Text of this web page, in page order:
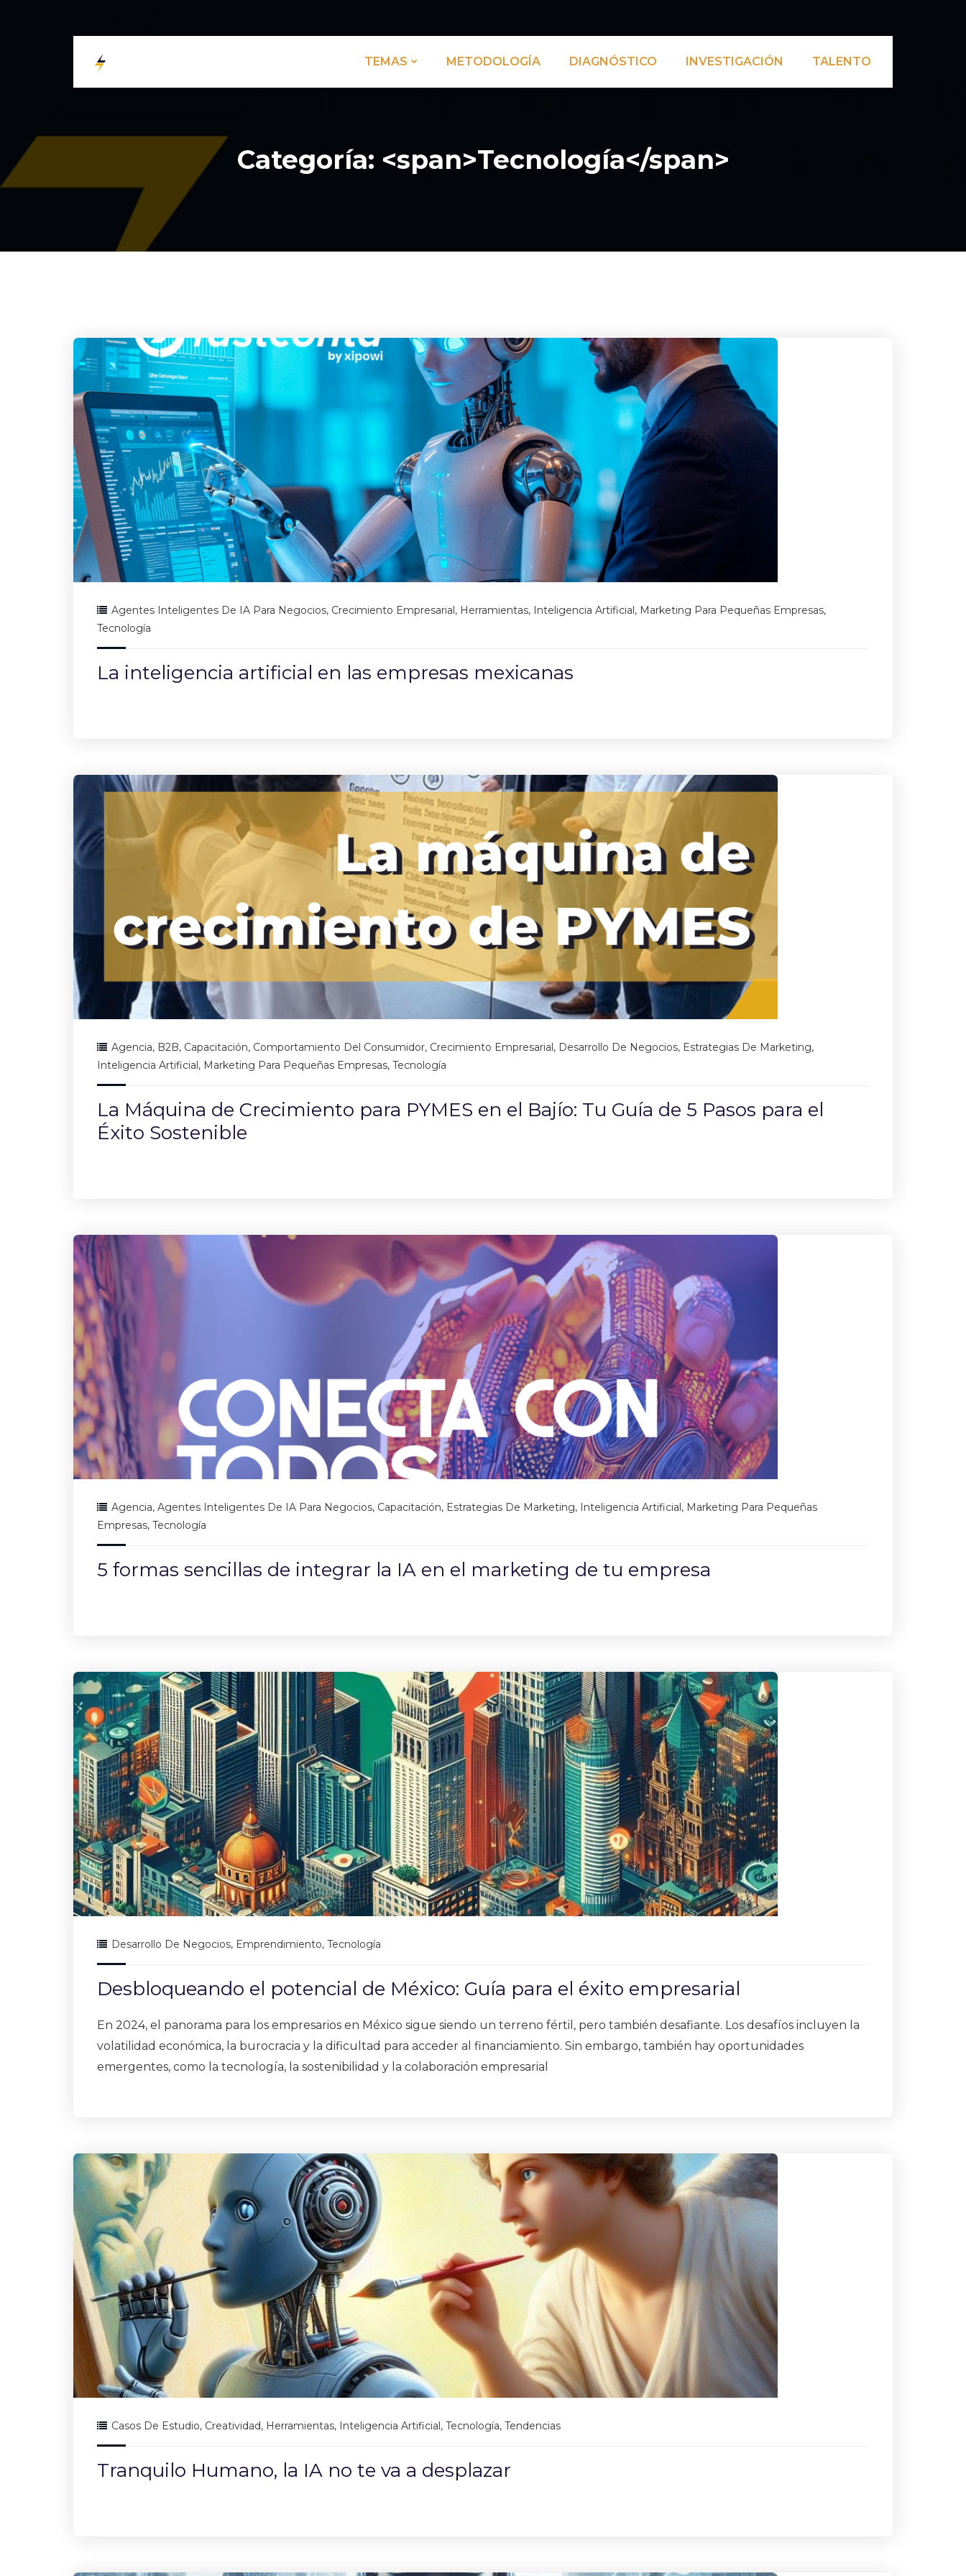
TEMAS METODOLOGÍA DIAGNÓSTICO INVESTIGACIÓN TALENTO
Categoría: <span>Tecnología</span>
Agentes Inteligentes De IA Para Negocios, Crecimiento Empresarial, Herramientas, Inteligencia Artificial, Marketing Para Pequeñas Empresas,
Tecnología
La inteligencia artificial en las empresas mexicanas
Agencia, B2B, Capacitación, Comportamiento Del Consumidor, Crecimiento Empresarial, Desarrollo De Negocios, Estrategias De Marketing,
Inteligencia Artificial, Marketing Para Pequeñas Empresas, Tecnología
La Máquina de Crecimiento para PYMES en el Bajío: Tu Guía de 5 Pasos para el
Éxito Sostenible
Agencia, Agentes Inteligentes De IA Para Negocios, Capacitación, Estrategias De Marketing, Inteligencia Artificial, Marketing Para Pequeñas
Empresas, Tecnología
5 formas sencillas de integrar la IA en el marketing de tu empresa
Desarrollo De Negocios, Emprendimiento, Tecnología
Desbloqueando el potencial de México: Guía para el éxito empresarial
En 2024, el panorama para los empresarios en México sigue siendo un terreno fértil, pero también desafiante. Los desafíos incluyen la
volatilidad económica, la burocracia y la dificultad para acceder al financiamiento. Sin embargo, también hay oportunidades
emergentes, como la tecnología, la sostenibilidad y la colaboración empresarial
Casos De Estudio, Creatividad, Herramientas, Inteligencia Artificial, Tecnología, Tendencias
Tranquilo Humano, la IA no te va a desplazar